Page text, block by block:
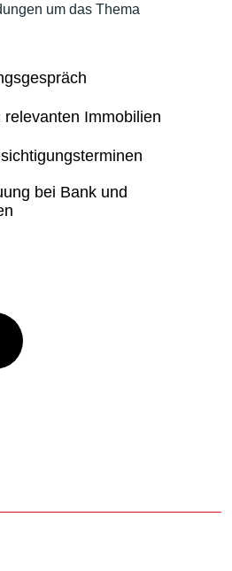
um das Thema
Immobilien
bei Bank und